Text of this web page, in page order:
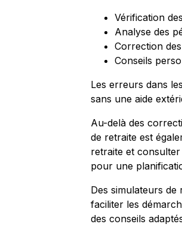
Vérification
Analyse des
Correction
Conseils
Les erreurs dans
sans une aide
Au-delà des
de retraite est
retraite et consulter
pour une
Des simulateurs
faciliter les
des conseils